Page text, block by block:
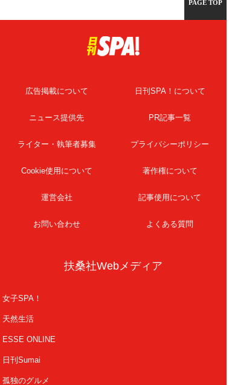
PAGE TOP
広告掲載について 日刊SPA！について
ニュース提供先 PR記事一覧
ライター・執筆者募集 プライバシーポリシー
Cookie使用について 著作権について
運営会社 記事使用について
お問い合わせ よくある質問
扶桑社Webメディア
女子SPA！
天然生活
ESSE ONLINE
日刊Sumai
孤独のグルメ